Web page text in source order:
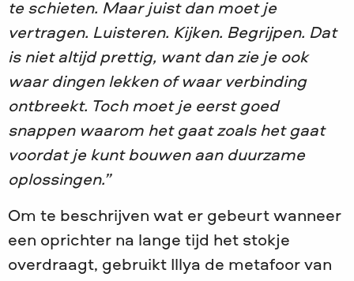
te schieten. Maar juist dan moet je
vertragen. Luisteren. Kijken. Begrijpen. Dat
is niet altijd prettig, want dan zie je ook
waar dingen lekken of waar verbinding
ontbreekt. Toch moet je eerst goed
snappen waarom het gaat zoals het gaat
voordat je kunt bouwen aan duurzame
oplossingen.”
Om te beschrijven wat er gebeurt wanneer
een oprichter na lange tijd het stokje
overdraagt, gebruikt Illya de metafoor van